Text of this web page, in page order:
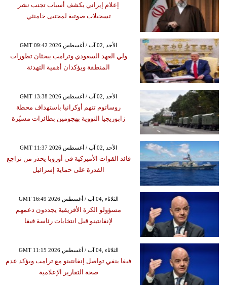
إعلام إيراني يكشف أسباب تجنب نشر
تسجيلات صوتية لمجتبى خامنئي
GMT 09:42 2026 الأحد ,02 آب / أغسطس
ولي العهد السعودي وترامب يبحثان تطورات
المنطقة ويؤكدان أهمية التهدئة
GMT 13:38 2026 الأحد ,02 آب / أغسطس
روساتوم تتهم أوكرانيا باستهداف محطة
زابوريجيا النووية بهجومين بطائرات مسيّرة
GMT 11:37 2026 الأحد ,02 آب / أغسطس
قائد القوات الأميركية في أوروبا يحذر من تراجع
القدرة على حماية إسرائيل
GMT 16:49 2026 الثلاثاء ,04 آب / أغسطس
مسؤولو الكرة الأفريقية يجددون دعمهم
لإنفانتينو قبل انتخابات رئاسة فيفا
GMT 11:15 2026 الثلاثاء ,04 آب / أغسطس
فيفا ينفي تواصل إنفانتينو مع ترامب ويؤكد عدم
صحة التقارير الإعلامية